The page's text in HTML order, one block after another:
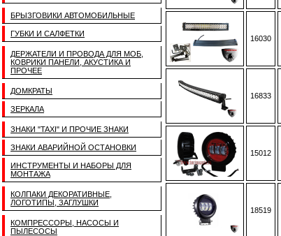
БРЫЗГОВИКИ АВТОМОБИЛЬНЫЕ
ГУБКИ И САЛФЕТКИ
ДЕРЖАТЕЛИ И ПРОВОДА ДЛЯ МОБ,
КОВРИКИ ПАНЕЛИ, АКУСТИКА И
ПРОЧЕЕ
ДОМКРАТЫ
ЗЕРКАЛА
ЗНАКИ "TAXI" И ПРОЧИЕ ЗНАКИ
ЗНАКИ АВАРИЙНОЙ ОСТАНОВКИ
ИНСТРУМЕНТЫ И НАБОРЫ ДЛЯ
МОНТАЖА
КОЛПАКИ ДЕКОРАТИВНЫЕ,
ЛОГОТИПЫ, ЗАГЛУШКИ
КОМПРЕССОРЫ, НАСОСЫ И
ПЫЛЕСОСЫ
16030
16833
15012
18519